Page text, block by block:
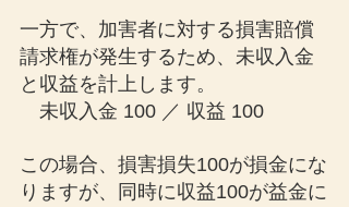
一方で、加害者に対する損害賠償
請求権が発生するため、未収入金
と収益を計上します。
未収入金 100 ／ 収益 100
この場合、損害損失100が損金にな
りますが、同時に収益100が益金に